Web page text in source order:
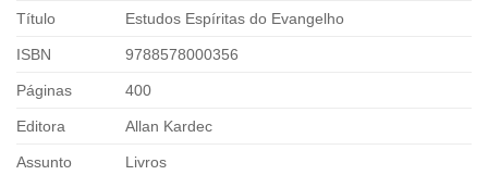
Título Estudos Espíritas do Evangelho
ISBN 9788578000356
Páginas 400
Editora Allan Kardec
Assunto Livros